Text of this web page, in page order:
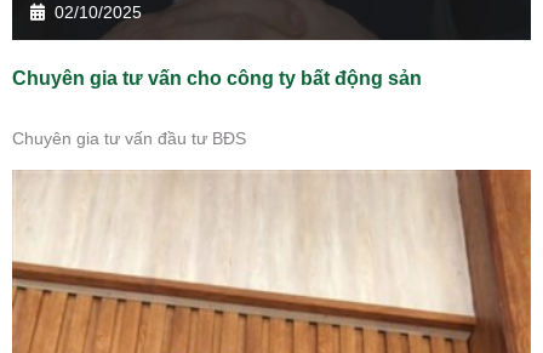
02/10/2025
Chuyên gia tư vấn cho công ty bất động sản
Chuyên gia tư vấn đầu tư BĐS